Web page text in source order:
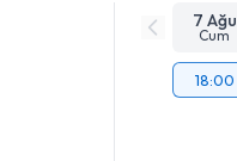
7 Ağu
Cum
18:00